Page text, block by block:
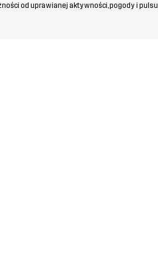
od uprawianej aktywności, pogody i pulsu.